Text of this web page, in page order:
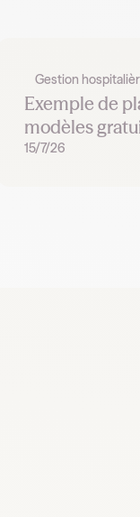
Gestion
Exemple de
modèles
15/7/26